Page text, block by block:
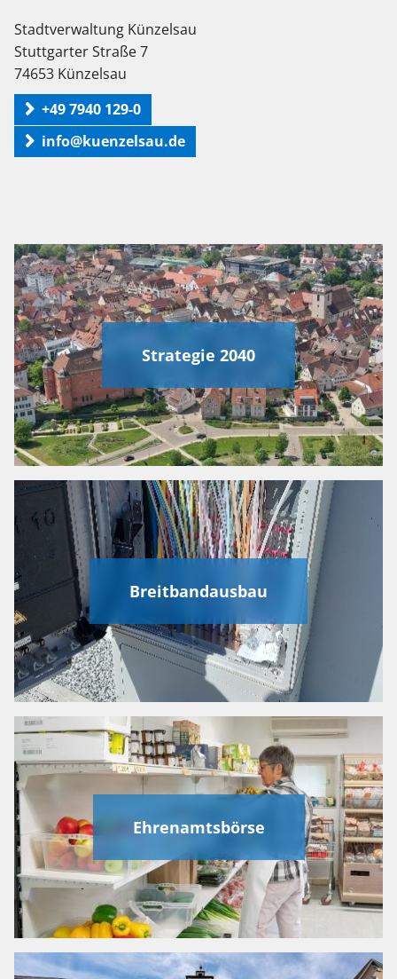
Stadtverwaltung Künzelsau
Stuttgarter Straße 7
74653 Künzelsau
+49 7940 129-0
info@kuenzelsau.de
Strategie 2040
Breitbandausbau
Ehrenamtsbörse